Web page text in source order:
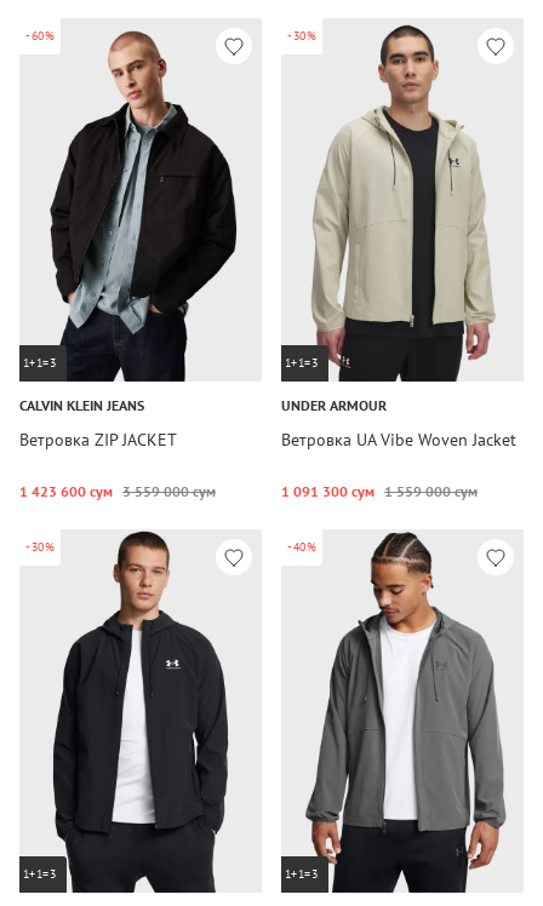
-60%
1+1=3
CALVIN KLEIN JEANS
Ветровка ZIP JACKET
1 423 600 сум 3 559 000 сум
-30%
1+1=3
UNDER ARMOUR
Ветровка UA Vibe Woven Jacket
1 091 300 сум 1 559 000 сум
-30%
1+1=3
-40%
1+1=3